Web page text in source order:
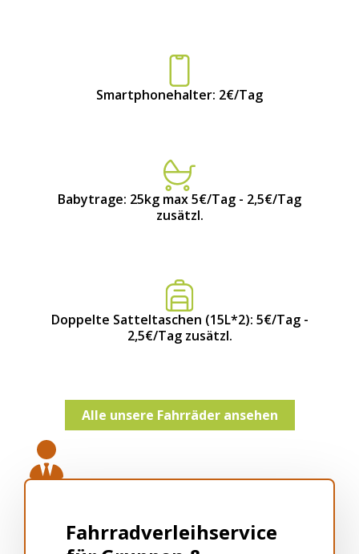
Smartphonehalter: 2€/Tag
Babytrage: 25kg max 5€/Tag - 2,5€/Tag
zusätzl.
Doppelte Satteltaschen (15L*2): 5€/Tag -
2,5€/Tag zusätzl.
Alle unsere Fahrräder ansehen
Fahrradverleihservice